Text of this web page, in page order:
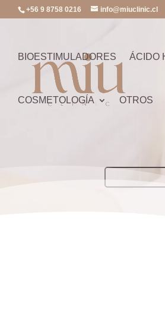
+56 9 8758 0216 info@miuclinic.cl
BIOESTIMULADORES ÁCIDO
COSMETOLOGÍA OTROS